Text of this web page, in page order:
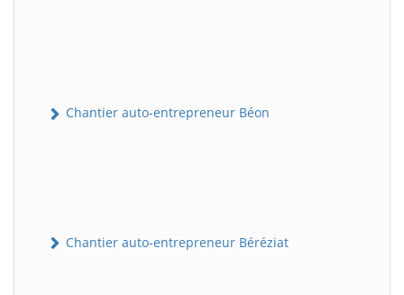
Chantier auto-entrepreneur Béon
Chantier auto-entrepreneur Béréziat